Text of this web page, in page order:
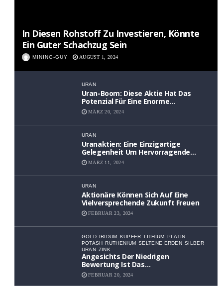
In Diesen Rohstoff Zu Investieren, Könnte
Ein Guter Schachzug Sein
MINING-GUY AUGUST 1, 2024
URAN
Uran-Boom: Diese Aktie Hat Das
Potenzial Für Eine Enorme
Wertsteigerung
MÄRZ 20, 2024
URAN
Uranaktien: Eine Einzigartige
Gelegenheit Um Hervorragende
Renditen Zu Erzielen
MÄRZ 11, 2024
URAN
Aktionäre Können Sich Auf Eine
Vielversprechende Zukunft Freuen
FEBRUAR 23, 2024
GOLD IRIDUM KUPFER LITHIUM PLATIN
POTASH RUTHENIUM SELTENE ERDEN SILBER
URAN ZINK
Angesichts Der Niedrigen
Bewertung Ist Das
Aufwärtspotenzial Erheblich
FEBRUAR 20, 2024